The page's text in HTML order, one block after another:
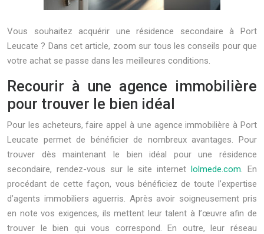
Vous souhaitez acquérir une résidence secondaire à Port
Leucate ? Dans cet article, zoom sur tous les conseils pour que
votre achat se passe dans les meilleures conditions.
Recourir à une agence immobilière
pour trouver le bien idéal
Pour les acheteurs, faire appel à une agence immobilière à Port
Leucate permet de bénéficier de nombreux avantages. Pour
trouver dès maintenant le bien idéal pour une résidence
secondaire, rendez-vous sur le site internetlolmede.com. En
procédant de cette façon, vous bénéficiez de toute l’expertise
d’agents immobiliers aguerris. Après avoir soigneusement pris
en note vos exigences, ils mettent leur talent à l’œuvre afin de
trouver le bien qui vous correspond. En outre, leur réseau